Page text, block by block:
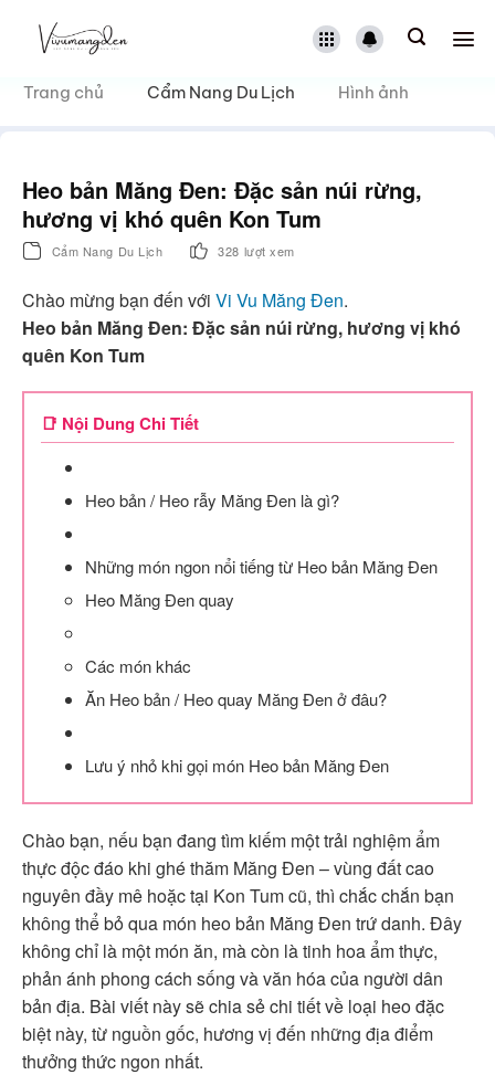
dungTrang chủ Cẩm Nang Du Lịch Hình ảnh
Heo bản Măng Đen: Đặc sản núi rừng,
hương vị khó quên Kon Tum
Cẩm Nang Du Lịch 328 lượt xem
Chào mừng bạn đến với Vi Vu Măng Đen.
Heo bản Măng Đen: Đặc sản núi rừng, hương vị khó
quên Kon Tum
📑 Nội Dung Chi Tiết
Heo bản / Heo rẫy Măng Đen là gì?
Những món ngon nổi tiếng từ Heo bản Măng Đen
Heo Măng Đen quay
Các món khác
Ăn Heo bản / Heo quay Măng Đen ở đâu?
Lưu ý nhỏ khi gọi món Heo bản Măng Đen
Chào bạn, nếu bạn đang tìm kiếm một trải nghiệm ẩm
thực độc đáo khi ghé thăm Măng Đen – vùng đất cao
nguyên đầy mê hoặc tại Kon Tum cũ, thì chắc chắn bạn
không thể bỏ qua món heo bản Măng Đen trứ danh. Đây
không chỉ là một món ăn, mà còn là tinh hoa ẩm thực,
phản ánh phong cách sống và văn hóa của người dân
bản địa. Bài viết này sẽ chia sẻ chi tiết về loại heo đặc
biệt này, từ nguồn gốc, hương vị đến những địa điểm
thưởng thức ngon nhất.